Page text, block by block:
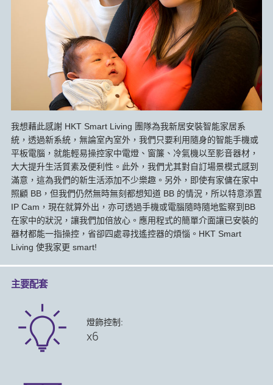
我想藉此感謝 HKT Smart Living 團隊為我新居安裝智能家居系
統，透過新系統，無論室內室外，我們只要利用隨身的智能手機或
平板電腦，就能輕易操控家中電燈、窗簾、冷氣機以至影音器材，
大大提升生活質素及便利性。此外，我們尤其對自訂場景模式感到
滿意，這為我們的新生活添加不少樂趣。另外，即使有家傭在家中
照顧 BB，但我們仍然無時無刻都想知道 BB 的情況，所以特意添置
IP Cam，現在就算外出，亦可透過手機或電腦隨時隨地監察到BB
在家中的狀況，讓我們加倍放心。應用程式的簡單介面讓已安裝的
器材都能一指操控，省卻四處尋找遙控器的煩惱。HKT Smart
Living 使我家更 smart!
主要配套
燈飾控制:
x6